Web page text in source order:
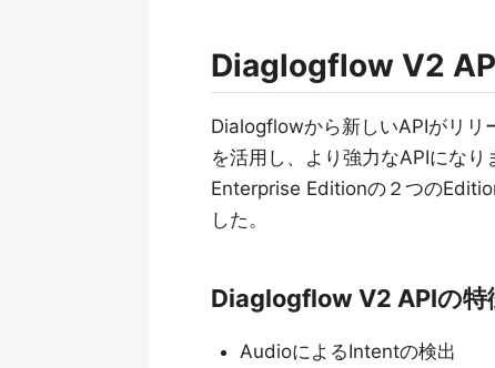
Diaglogflow V2
Dialogflowから新しいAPIがリリ
を活用し、より強力なAPIにな
Enterprise Editionの２つの
した。
Diaglogflow V2 APIの特
AudioによるIntentの検出